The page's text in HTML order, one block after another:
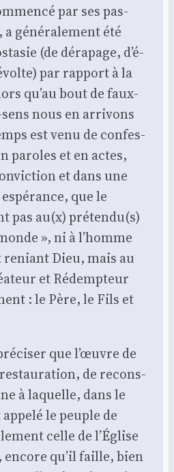
par ses pas­
géné­ra­le­ment été
(de déra­page, d’é­
par rap­port à la
qu’au bout de faux-
nous en arri­vons
est venu de confes­
paroles et en actes,
et dans une
que le
pas au(x) prétendu(s)
», ni à l’homme
reniant Dieu, mais au
et Rédemp­teur
: le Père, le Fils et
que l’œuvre de
de recons­
à laquelle, dans le
le peuple de
celle de l’É­glise
encore qu’il faille, bien